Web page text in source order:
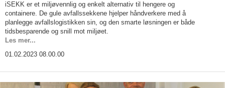
iSEKK er et miljøvennlig og enkelt alternativ til hengere og
containere. De gule avfallssekkene hjelper håndverkere med å
planlegge avfallslogistikken sin, og den smarte løsningen er både
tidsbesparende og snill mot miljøet.
Les mer...
01.02.2023 08.00.00